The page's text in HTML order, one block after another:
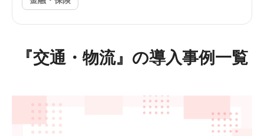
『交通・物流』の導入事例一覧